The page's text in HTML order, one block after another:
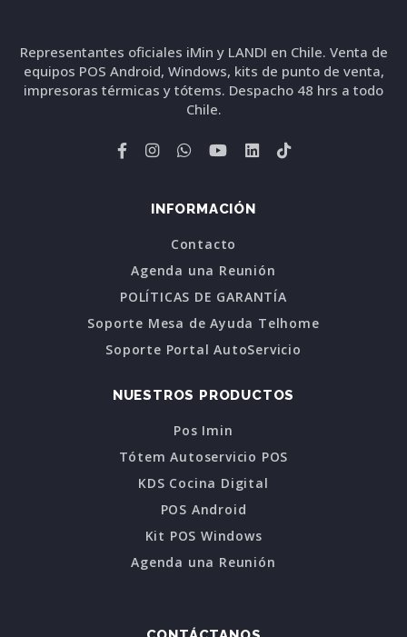
Representantes oficiales iMin y LANDI en Chile. Venta de
equipos POS Android, Windows, kits de punto de venta,
impresoras térmicas y tótems. Despacho 48 hrs a todo
Chile.
INFORMACIÓN
Contacto
Agenda una Reunión
POLÍTICAS DE GARANTÍA
Soporte Mesa de Ayuda Telhome
Soporte Portal AutoServicio
NUESTROS PRODUCTOS
Pos Imin
Tótem Autoservicio POS
KDS Cocina Digital
POS Android
Kit POS Windows
Agenda una Reunión